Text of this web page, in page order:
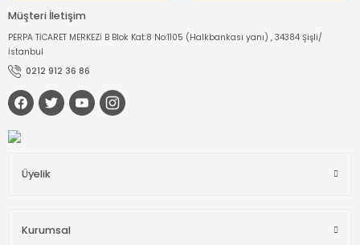
Müşteri İletişim
PERPA TİCARET MERKEZİ B Blok Kat:8 No:1105 (Halkbankası yanı) , 34384 Şişli/
İstanbul
0212 912 36 86
Üyelik
Kurumsal